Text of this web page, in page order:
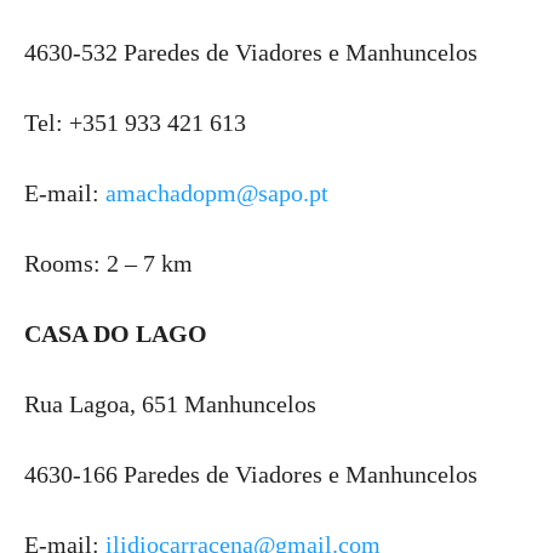
4630-532 Paredes de Viadores e Manhuncelos
Tel: +351 933 421 613
E-mail: amachadopm@sapo.pt
Rooms: 2 – 7 km
CASA DO LAGO
Rua Lagoa, 651 Manhuncelos
4630-166 Paredes de Viadores e Manhuncelos
E-mail: ilidiocarracena@gmail.com